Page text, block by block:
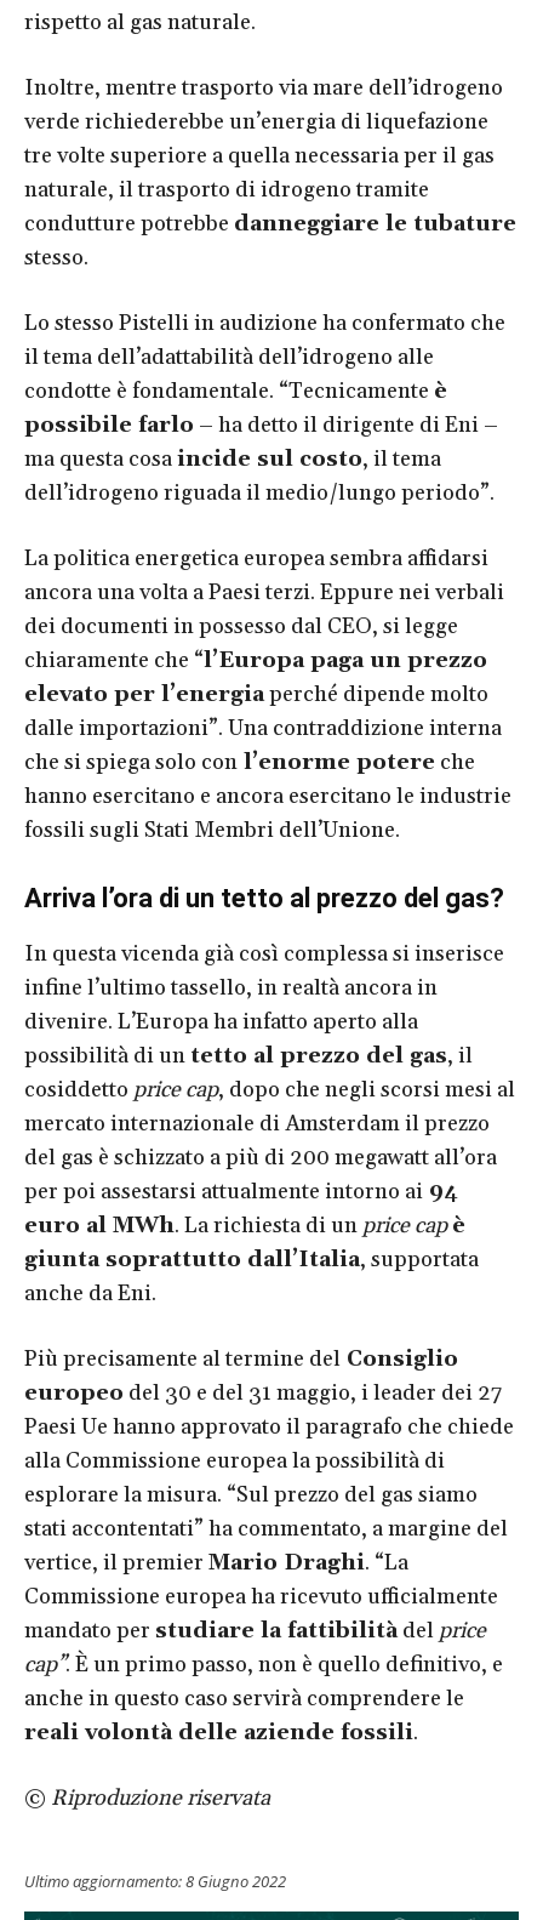
rispetto al gas naturale.
Inoltre, mentre trasporto via mare dell’idrogeno
verde richiederebbe un’energia di liquefazione
tre volte superiore a quella necessaria per il gas
naturale, il trasporto di idrogeno tramite
condutture potrebbe danneggiare le tubature
stesso.
Lo stesso Pistelli in audizione ha confermato che
il tema dell’adattabilità dell’idrogeno alle
condotte è fondamentale. “Tecnicamente è
possibile farlo – ha detto il dirigente di Eni –
ma questa cosaincide sul costo, il tema
dell’idrogeno riguada il medio/lungo periodo”.
La politica energetica europea sembra affidarsi
ancora una volta a Paesi terzi. Eppure nei verbali
dei documenti in possesso dal CEO, si legge
chiaramente che “l’Europa paga un prezzo
elevato per l’energiaperché dipende molto
dalle importazioni”. Una contraddizione interna
che si spiega solo con l’enorme potere che
hanno esercitano e ancora esercitano le industrie
fossili sugli Stati Membri dell’Unione.
Arriva l’ora di un tetto al prezzo del gas?
In questa vicenda già così complessa si inserisce
infine l’ultimo tassello, in realtà ancora in
divenire. L’Europa ha infatto aperto alla
possibilità di un tetto al prezzo del gas, il
cosiddetto price cap, dopo che negli scorsi mesi al
mercato internazionale di Amsterdam il prezzo
del gas è schizzato a più di 200 megawatt all’ora
per poi assestarsi attualmente intorno ai 94
euro al MWh. La richiesta di un price cap è
giunta soprattutto dall’Italia, supportata
anche da Eni.
Più precisamente al termine del Consiglio
europeo del 30 e del 31 maggio, i leader dei 27
Paesi Ue hanno approvato il paragrafo che chiede
alla Commissione europea la possibilità di
esplorare la misura. “Sul prezzo del gas siamo
stati accontentati” ha commentato, a margine del
vertice, il premier Mario Draghi. “La
Commissione europea ha ricevuto ufficialmente
mandato per studiare la fattibilitàdel price
cap”. È un primo passo, non è quello definitivo, e
anche in questo caso servirà comprendere le
reali volontà delle aziende fossili.
© Riproduzione riservata
Ultimo aggiornamento:8 Giugno 2022